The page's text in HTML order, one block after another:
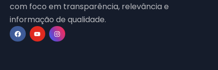
com foco em transparência, relevância e
informação de qualidade.